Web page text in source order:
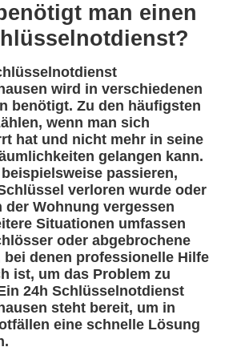
man einen
wird in verschiedenen
benötigt. Zu den häufigsten
wenn man sich
hat und nicht mehr in seine
gelangen kann.
passieren,
verloren wurde oder
der Wohnung vergessen
Situationen umfassen
oder abgebrochene
bei denen professionelle Hilfe
ist, um das Problem zu
24h Schlüsselnotdienst
steht bereit, um in
eine schnelle Lösung